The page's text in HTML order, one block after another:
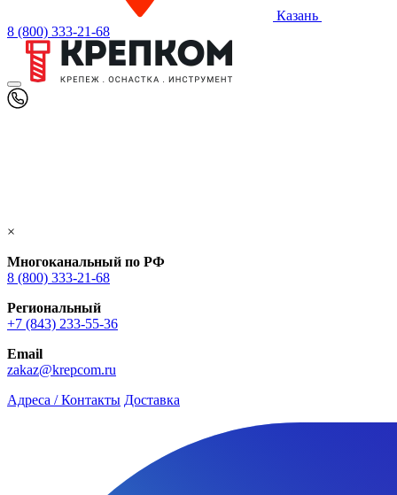
Казань
8 (800) 333-21-68
×
Многоканальный по РФ
8 (800) 333‑21-68
Региональный
+7 (843) 233-55-36
Email
zakaz@krepcom.ru
Адреса / Контакты Доставка